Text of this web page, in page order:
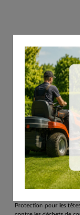
STIHL
Protection,
pour FSA 57
# 45227108102
Protection
13.00
Tous les prix
Réserver
Protection pour les